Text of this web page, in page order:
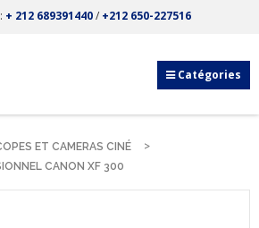
+ 212 689391440/ +212 650-227516
Catégories
ET CAMERAS CINÉ
CANON XF 300